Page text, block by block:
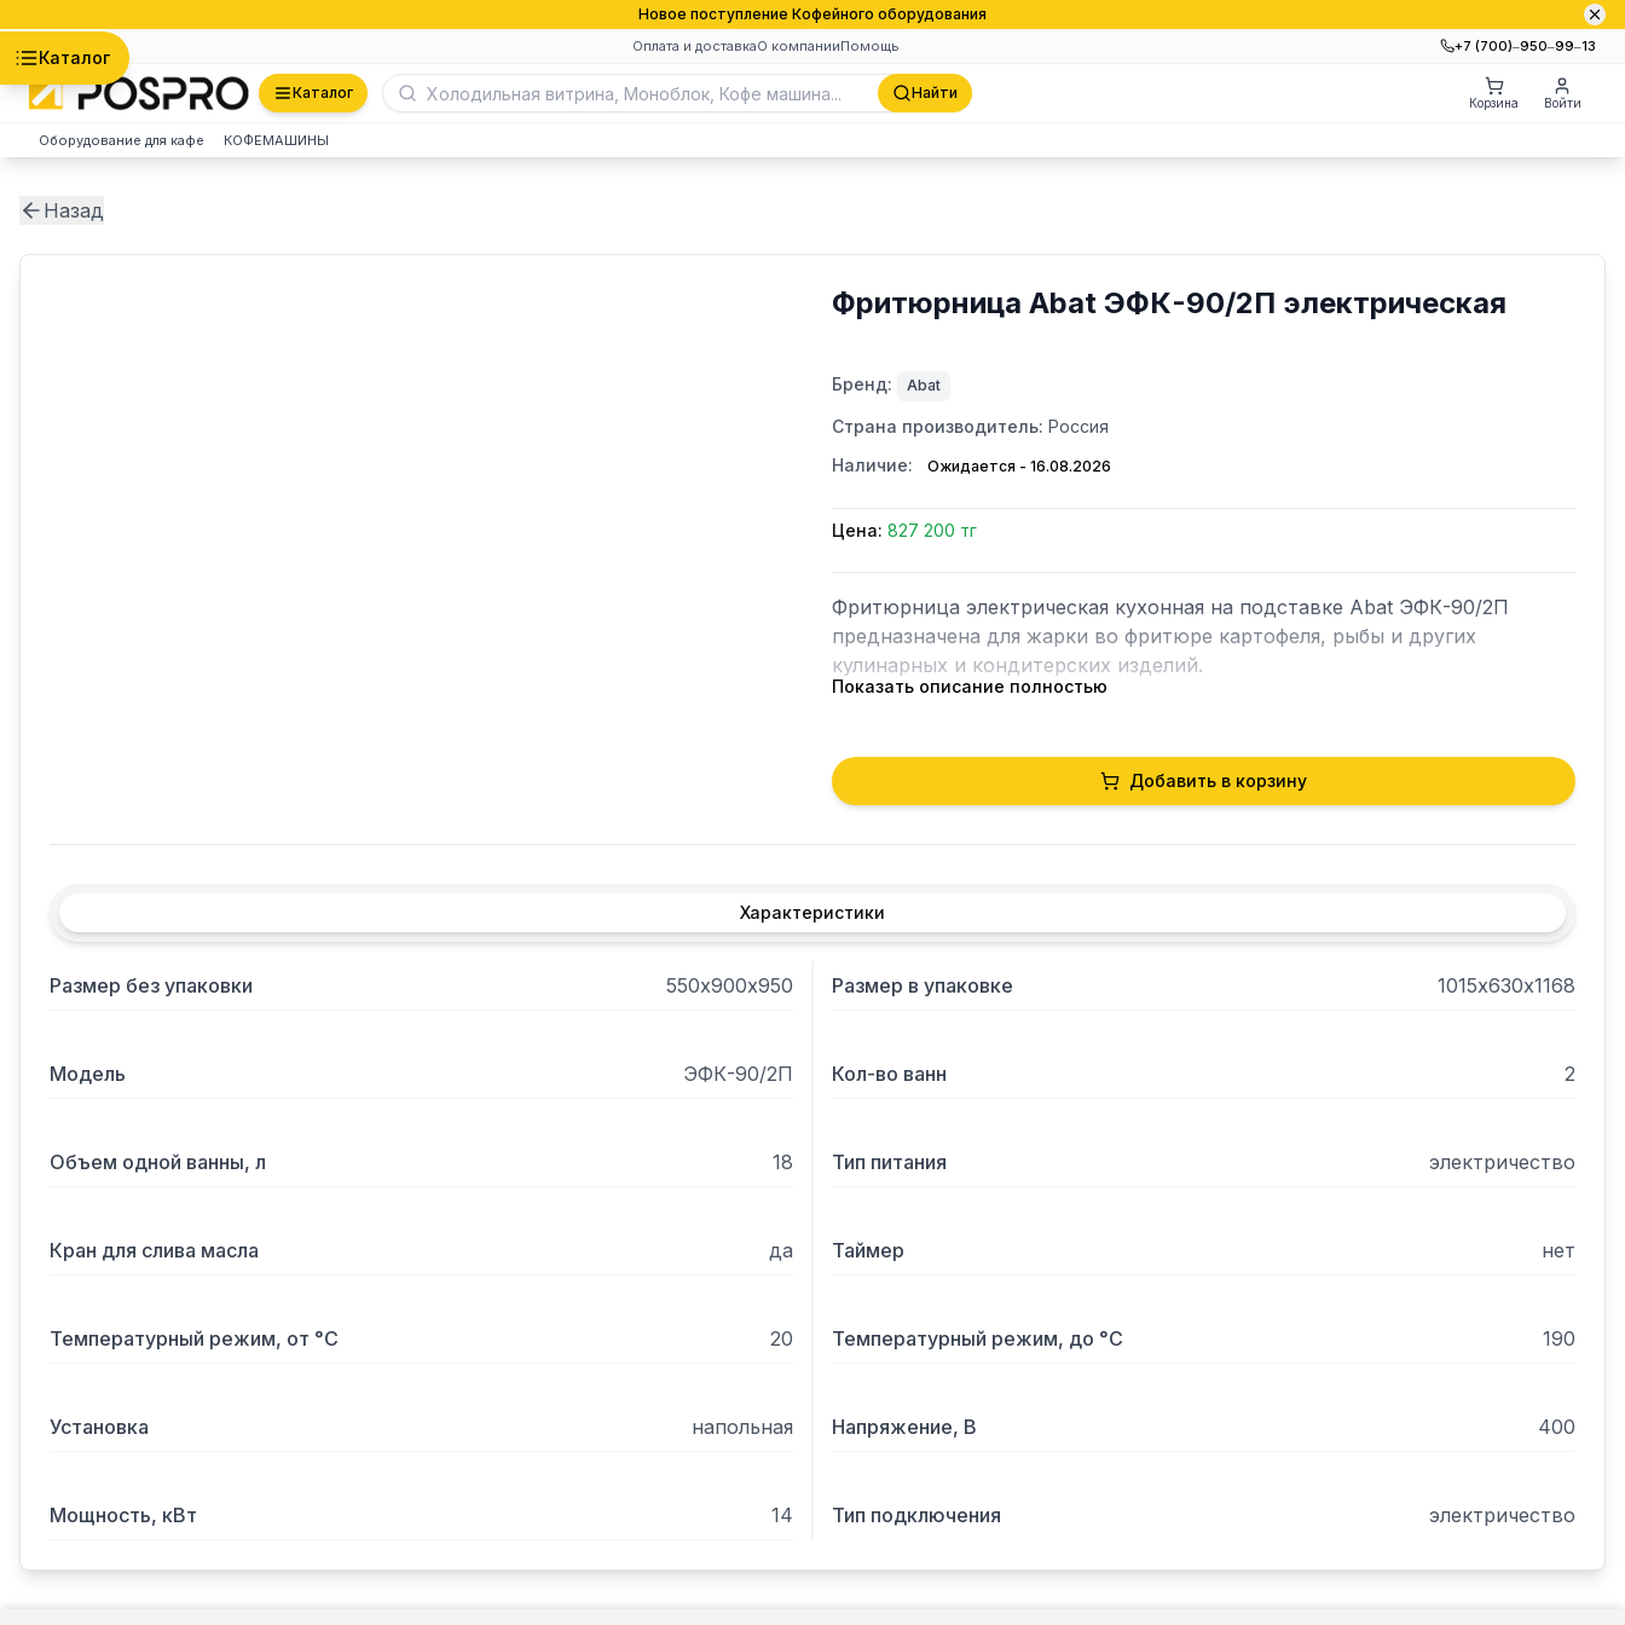
Новое поступление Кофейного оборудования
Оплата и доставкаО компанииПомощь +7 (700)‒950‒99‒13
Каталог
Каталог Найти
Корзина Войти
Оборудование для кафе КОФЕМАШИНЫ
Назад
Фритюрница Abat ЭФК-90/2П электрическая
Бренд: Abat
Страна производитель: Россия
Наличие:
Ожидается - 16.08.2026
Цена: 827 200 тг
Фритюрница электрическая кухонная на подставке Abat ЭФК-90/2П
предназначена для жарки во фритюре картофеля, рыбы и других
кулинарных и кондитерских изделий.
вставляемую в специальные направляющие в подставке.
- Мощные круглые ножки позволяют регулировать высоту.
Показать описание полностью
Добавить в корзину
Характеристики
Размер без упаковки 550х900х950 Размер в упаковке 1015х630х1168
Модель ЭФК-90/2П Кол-во ванн 2
Объем одной ванны, л 18 Тип питания электричество
Кран для слива масла да Таймер нет
Температурный режим, от °С 20 Температурный режим, до °С 190
Установка напольная Напряжение, В 400
Мощность, кВт 14 Тип подключения электричество